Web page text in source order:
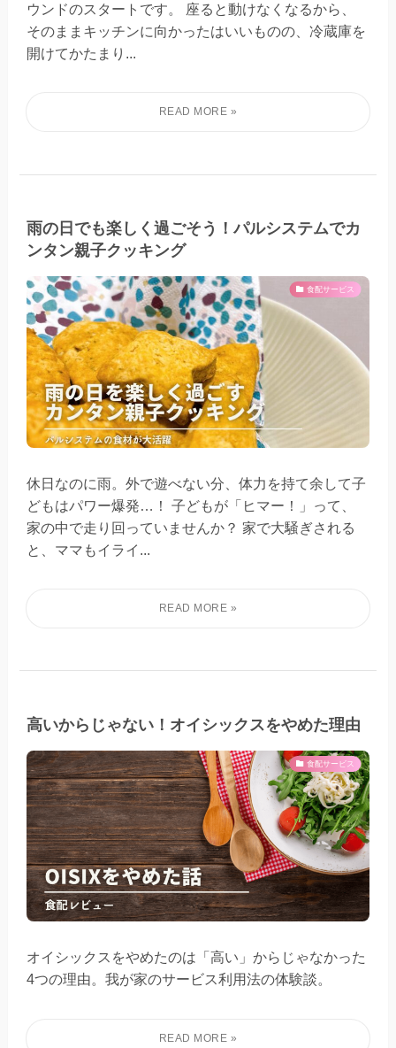
ウンドのスタートです。 座ると動けなくなるから、
そのままキッチンに向かったはいいものの、冷蔵庫を
開けてかたまり...
雨の日でも楽しく過ごそう！パルシステムでカ
ンタン親子クッキング
食配サービス
休日なのに雨。外で遊べない分、体力を持て余して子
どもはパワー爆発…！ 子どもが「ヒマー！」って、
家の中で走り回っていませんか？ 家で大騒ぎされる
と、ママもイライ...
高いからじゃない！オイシックスをやめた理由
食配サービス
オイシックスをやめたのは「高い」からじゃなかった
4つの理由。我が家のサービス利用法の体験談。